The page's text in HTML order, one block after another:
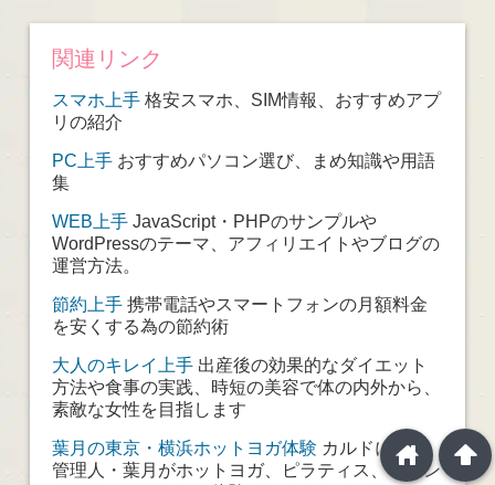
関連リンク
スマホ上手格安スマホ、SIM情報、おすすめアプ
リの紹介
PC上手おすすめパソコン選び、まめ知識や用語
集
WEB上手JavaScript・PHPのサンプルや
WordPressのテーマ、アフィリエイトやブログの
運営方法。
節約上手携帯電話やスマートフォンの月額料金
を安くする為の節約術
大人のキレイ上手出産後の効果的なダイエット
方法や食事の実践、時短の美容で体の内外から、
素敵な女性を目指します
葉月の東京・横浜ホットヨガ体験 カルドに通う
管理人・葉月がホットヨガ、ピラティス、トレン
arrowup
home